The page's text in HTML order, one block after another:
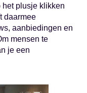
plusje klikken
daarmee
aanbiedingen en
mensen te
je een